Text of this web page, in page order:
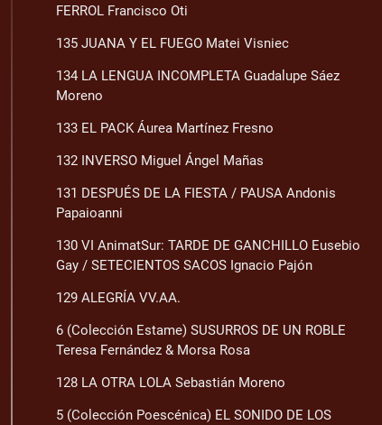
FERROL Francisco Oti
135 JUANA Y EL FUEGO Matei Visniec
134 LA LENGUA INCOMPLETA Guadalupe Sáez
Moreno
133 EL PACK Áurea Martínez Fresno
132 INVERSO Miguel Ángel Mañas
131 DESPUÉS DE LA FIESTA / PAUSA Andonis
Papaioanni
130 VI AnimatSur: TARDE DE GANCHILLO Eusebio
Gay / SETECIENTOS SACOS Ignacio Pajón
129 ALEGRÍA VV.AA.
6 (Colección Estame) SUSURROS DE UN ROBLE
Teresa Fernández & Morsa Rosa
128 LA OTRA LOLA Sebastián Moreno
5 (Colección Poescénica) EL SONIDO DE LOS